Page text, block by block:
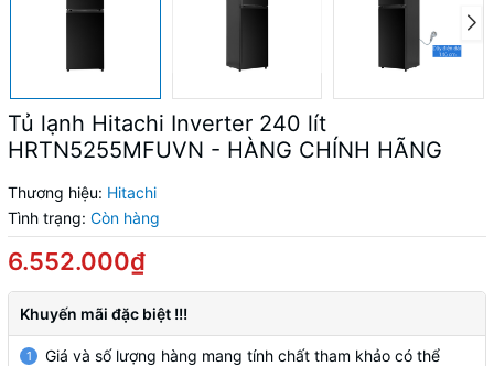
Tủ lạnh Hitachi Inverter 240 lít
HRTN5255MFUVN - HÀNG CHÍNH HÃNG
Thương hiệu: Hitachi
Tình trạng: Còn hàng
6.552.000₫
Khuyến mãi đặc biệt !!!
1
Giá và số lượng hàng mang tính chất tham khảo có thể